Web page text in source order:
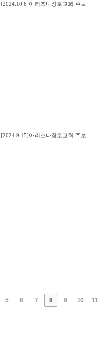
[2024.10.6]아리조나장로교회 주보
[2024.9.15]아리조나장로교회 주보
5 6 7 8 9 10 11